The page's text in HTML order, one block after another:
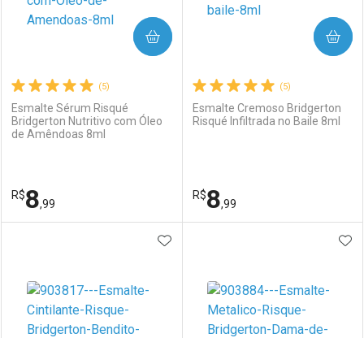
(5)
Esmalte Sérum Risqué
Bridgerton Nutritivo com Óleo
de Amêndoas 8ml
R$8,99
COMPRAR
Laboratório
Por Menos
(5)
Esmalte Cremoso Bridgerton
Risqué Infiltrada no Baile 8ml
R$8,99
COMPRAR
Laboratório
Por Menos
ADICIONAR AOS FAVORITOS